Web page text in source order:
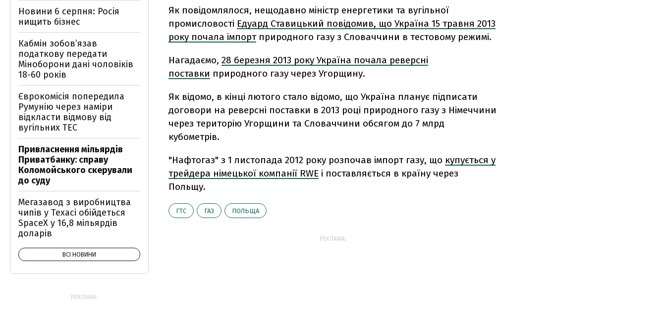
Як повідомлялося, нещодавно міністр енергетики та вугільної
промисловості Едуард Ставицький повідомив, що Україна 15 травня 2013
року почала імпортприродного газу з Словаччини в тестовому режимі.
Нагадаємо, 28 березня 2013 року Україна почала реверсні
поставки природного газу через Угорщину.
Як відомо, в кінці лютого стало відомо, що Україна планує підписати
договори на реверсні поставки в 2013 році природного газу з Німеччини
через територію Угорщини та Словаччини обсягом до 7 млрд
кубометрів.
"Нафтогаз" з 1 листопада 2012 року розпочав імпорт газу, що купується у
трейдера німецької компанії RWE і поставляється в країну через
Польщу.
ГТС ГАЗ ПОЛЬЩА
РЕКЛАМА:
Новини 6 серпня: Росія
нищить бізнес
Кабмін зобовʼязав
податкову передати
Міноборони дані чоловіків
18-60 років
Єврокомісія попередила
Румунію через наміри
відкласти відмову від
вугільних ТЕС
Привласнення мільярдів
Приватбанку: справу
Коломойського скерували
до суду
Мегазавод з виробництва
чипів у Техасі обійдеться
SpaceX у 16,8 мільярдів
доларів
ВСІ НОВИНИ
РЕКЛАМА: